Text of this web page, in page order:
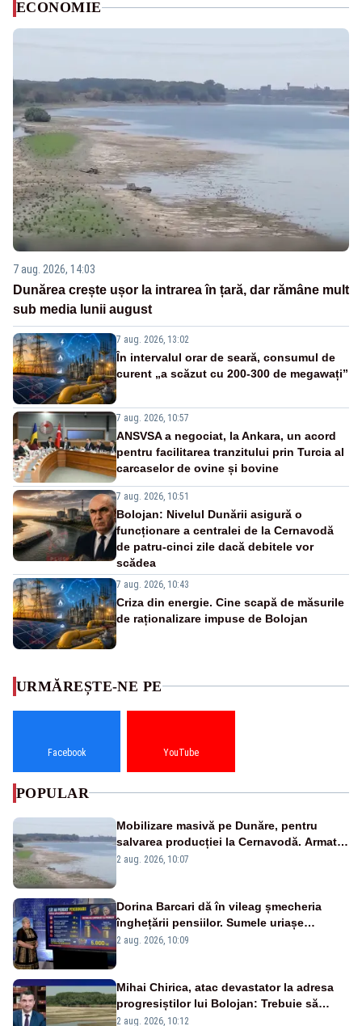
ECONOMIE
7 aug. 2026, 14:03
Dunărea crește ușor la intrarea în țară, dar rămâne mult
sub media lunii august
7 aug. 2026, 13:02
În intervalul orar de seară, consumul de
curent „a scăzut cu 200-300 de megawați”
7 aug. 2026, 10:57
ANSVSA a negociat, la Ankara, un acord
pentru facilitarea tranzitului prin Turcia al
carcaselor de ovine și bovine
7 aug. 2026, 10:51
Bolojan: Nivelul Dunării asigură o
funcționare a centralei de la Cernavodă
de patru-cinci zile dacă debitele vor
scădea
7 aug. 2026, 10:43
Criza din energie. Cine scapă de măsurile
de raționalizare impuse de Bolojan
URMĂREȘTE-NE PE
Facebook YouTube
POPULAR
Mobilizare masivă pe Dunăre, pentru
salvarea producției la Cernavodă. Armata
va detona o stâncă și va devia apa
2 aug. 2026, 10:07
Dorina Barcari dă în vileag șmecheria
înghețării pensiilor. Sumele uriașe
pierdute de fiecare român
2 aug. 2026, 10:09
Mihai Chirica, atac devastator la adresa
progresiștilor lui Bolojan: Trebuie să
protejăm și natura, dar nu șținem omaneii
2 aug. 2026, 10:12